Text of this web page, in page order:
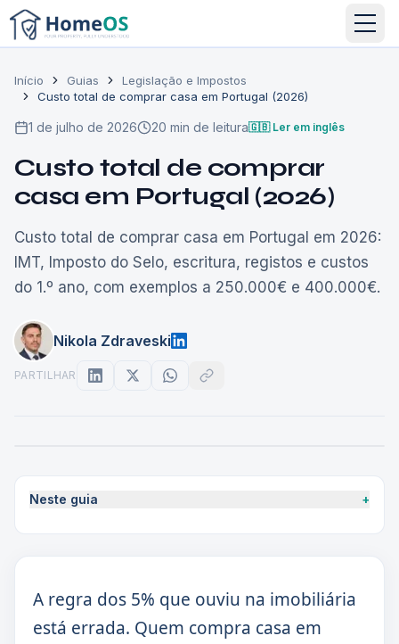
Início Guias
Legislação e Impostos
Custo total de comprar casa em Portugal (2026)
1 de julho de 2026 20 min de leitura🇬🇧 Ler em inglês
Custo total de comprar
casa em Portugal (2026)
Custo total de comprar casa em Portugal em 2026:
IMT, Imposto do Selo, escritura, registos e custos
do 1.º ano, com exemplos a 250.000€ e 400.000€.
Nikola Zdraveski
PARTILHAR
Neste guia +
A regra dos 5% que ouviu na imobiliária
está errada. Quem compra casa em